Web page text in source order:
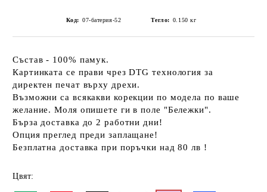
Код: 07-батерия-52 Тегло: 0.150 кг
Състав - 100% памук.
Картинката се прави чрез DTG технология за
директен печат върху дрехи.
Възможни са всякакви корекции по модела по ваше
желание. Моля опишете ги в поле "Бележки".
Бърза доставка до 2 работни дни!
Опция преглед преди заплащане!
Безплатна доставка при поръчки над 80 лв !
Цвят: